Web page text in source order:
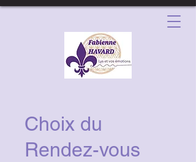
Choix du
Rendez-vous